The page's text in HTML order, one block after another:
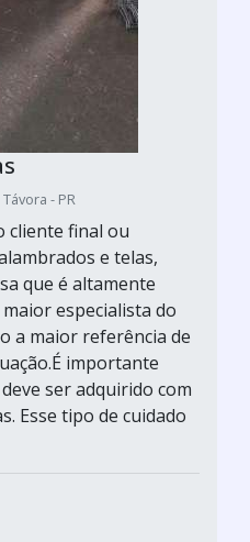
- PR
cliente final ou
e telas,
que é altamente
especialista do
a maior referência de
importante
ser adquirido com
Esse tipo de cuidado